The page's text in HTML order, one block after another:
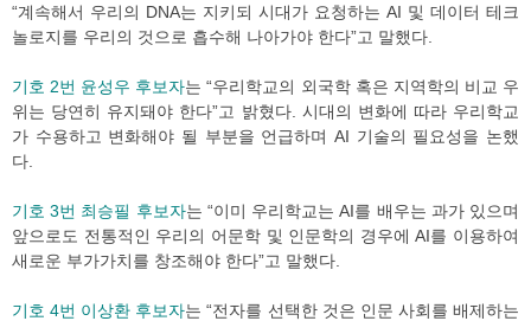
“계속해서 우리의 DNA는 지키되 시대가 요청하는 AI 및 데이터 테크
놀로지를 우리의 것으로 흡수해 나아가야 한다”고 말했다.
기호 2번 윤성우 후보자는 “우리학교의 외국학 혹은 지역학의 비교 우
위는 당연히 유지돼야 한다”고 밝혔다. 시대의 변화에 따라 우리학교
가 수용하고 변화해야 될 부분을 언급하며 AI 기술의 필요성을 논했
다.
기호 3번 최승필 후보자는 “이미 우리학교는 AI를 배우는 과가 있으며
앞으로도 전통적인 우리의 어문학 및 인문학의 경우에 AI를 이용하여
새로운 부가가치를 창조해야 한다”고 말했다.
기호 4번 이상환 후보자는 “전자를 선택한 것은 인문 사회를 배제하는